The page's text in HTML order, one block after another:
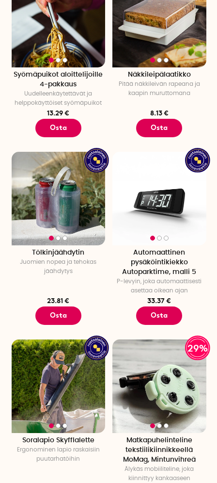
Syömäpuikot aloittelijoille
4-pakkaus
Uudelleenkäytettävät ja
helppokäyttöiset syömäpuikot
13.29 €
Osta
Näkkileipälaatikko
Pitää näkkileivän rapeana ja
kaapin muruttomana
8.13 €
Osta
Tölkinjäähdytin
Juomien nopea ja tehokas
jäähdytys
23.81 €
Osta
Automaattinen
pysäköintikiekko
Autoparktime, malli 5
P-levyin, joka automaattisesti
asettaa oikean ajan
33.37 €
Osta
Soralapio Skyfflalette
Ergonominen lapio raskaisiin
puutarhatöihin
29%
Matkapuhelinteline
tekstiilikiinnikkeellä
MoMag, Mintunvihreä
Älykäs mobiiliteline, joka
kiinnittyy kankaaseen